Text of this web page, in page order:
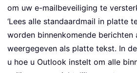
om uw e-mailbeveiliging te
‘Lees alle standaardmail in platte
worden binnenkomende berichten
weergegeven als platte tekst. In
u hoe u Outlook instelt om alle